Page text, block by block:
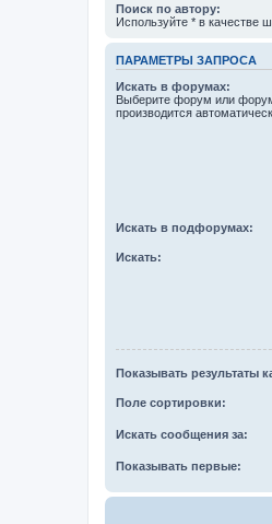
Поиск по автору:
Используйте * в качестве
ПАРАМЕТРЫ ЗАПРОСА
Искать в форумах:
Выберите форум или
производится
Искать в подфорумах:
Искать:
Показывать результаты
Поле сортировки:
Искать сообщения за:
Показывать первые: